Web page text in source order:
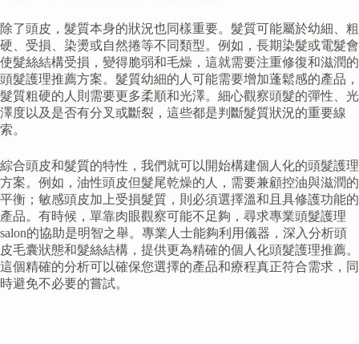
除了頭皮，髮質本身的狀況也同樣重要。髮質可能屬於幼細、粗
硬、受損、染燙或自然捲等不同類型。例如，長期染髮或電髮會
使髮絲結構受損，變得脆弱和毛燥，這就需要注重修復和滋潤的
頭髮護理推薦方案。髮質幼細的人可能需要增加蓬鬆感的產品，
髮質粗硬的人則需要更多柔順和光澤。細心觀察頭髮的彈性、光
澤度以及是否有分叉或斷裂，這些都是判斷髮質狀況的重要線
索。
綜合頭皮和髮質的特性，我們就可以開始構建個人化的頭髮護理
方案。例如，油性頭皮但髮尾乾燥的人，需要兼顧控油與滋潤的
平衡；敏感頭皮加上受損髮質，則必須選擇溫和且具修護功能的
產品。有時候，單靠肉眼觀察可能不足夠，尋求專業頭髮護理
salon的協助是明智之舉。專業人士能夠利用儀器，深入分析頭
皮毛囊狀態和髮絲結構，提供更為精確的個人化頭髮護理推薦。
這個精確的分析可以確保您選擇的產品和療程真正符合需求，同
時避免不必要的嘗試。